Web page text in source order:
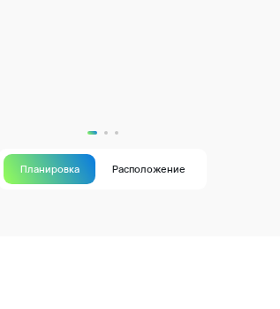
Планировка Расположение